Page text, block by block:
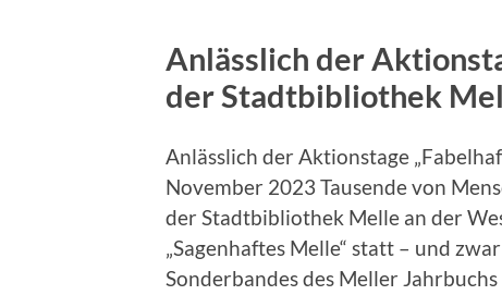
Anlässlich der
der Stadtbibliothek
Anlässlich der Aktionstage
November 2023 Tausende von
der Stadtbibliothek Melle an der
„Sagenhaftes Melle“ statt – und
Sonderbandes des Meller Jahrbuchs